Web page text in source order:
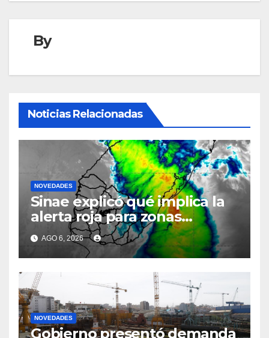
By
Noticias Relacionadas
NOVEDADES
Sinae explicó qué implica la
alerta roja para zonas
costeras de Canelones,
Maldonado y Rocha y qué
pasa con las clases
AGO 6, 2026
NOVEDADES
Gobierno presentó demanda